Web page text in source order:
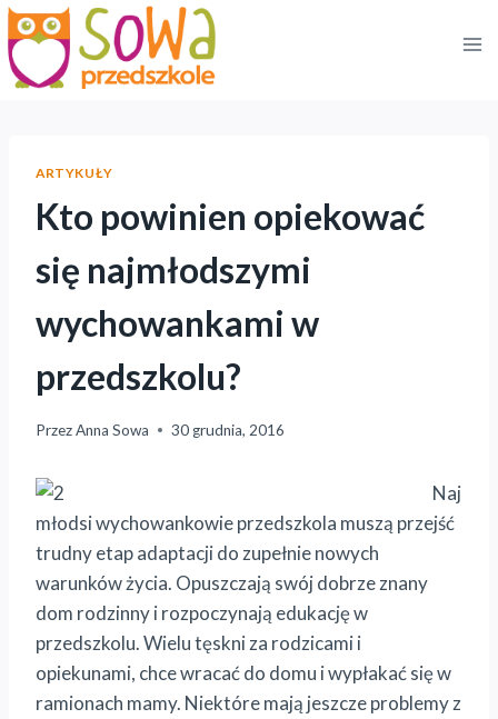
Przejdź
do
treści
ARTYKUŁY
Kto powinien opiekować
się najmłodszymi
wychowankami w
przedszkolu?
PrzezAnna Sowa 30 grudnia, 2016
Naj
młodsi wychowankowie przedszkola muszą przejść
trudny etap adaptacji do zupełnie nowych
warunków życia. Opuszczają swój dobrze znany
dom rodzinny i rozpoczynają edukację w
przedszkolu. Wielu tęskni za rodzicami i
opiekunami, chce wracać do domu i wypłakać się w
ramionach mamy. Niektóre mają jeszcze problemy z